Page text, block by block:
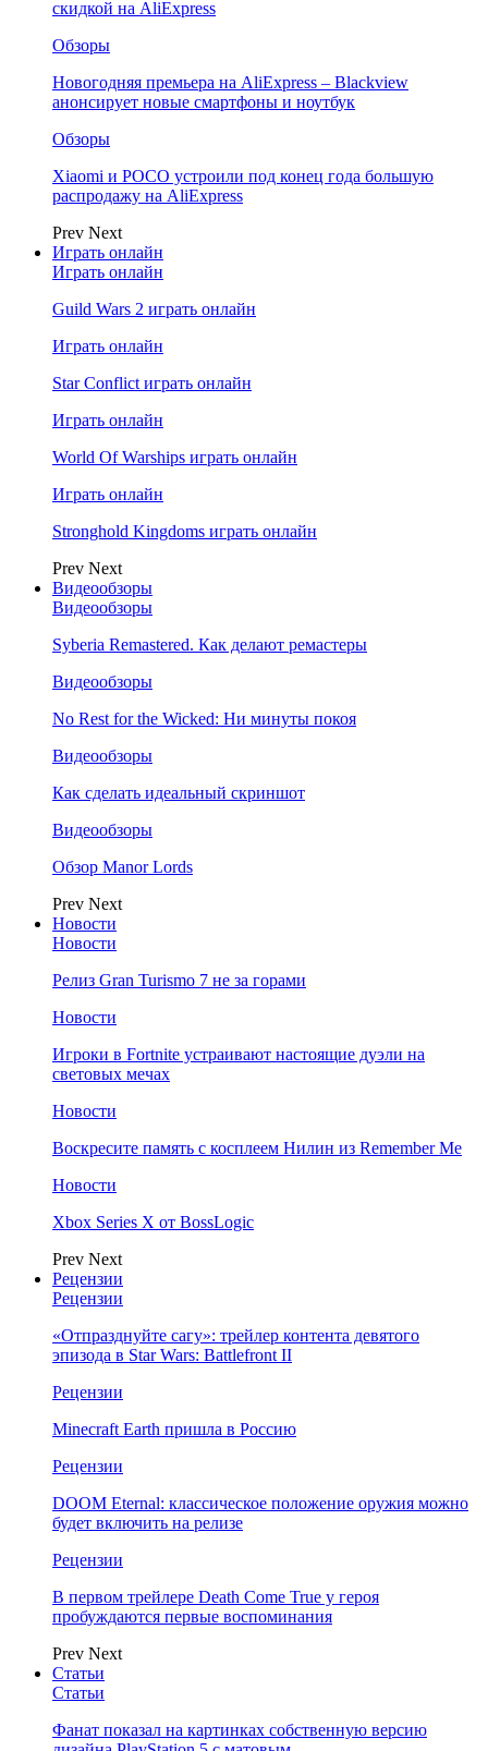
скидкой на AliExpress
Обзоры
Новогодняя премьера на AliExpress – Blackview
анонсирует новые смартфоны и ноутбук
Обзоры
Xiaomi и POCO устроили под конец года большую
распродажу на AliExpress
Prev Next
Играть онлайн
Играть онлайн
Guild Wars 2 играть онлайн
Играть онлайн
Star Conflict играть онлайн
Играть онлайн
World Of Warships играть онлайн
Играть онлайн
Stronghold Kingdoms играть онлайн
Prev Next
Видеообзоры
Видеообзоры
Syberia Remastered. Как делают ремастеры
Видеообзоры
No Rest for the Wicked: Ни минуты покоя
Видеообзоры
Как сделать идеальный скриншот
Видеообзоры
Обзор Manor Lords
Prev Next
Новости
Новости
Релиз Gran Turismo 7 не за горами
Новости
Игроки в Fortnite устраивают настоящие дуэли на
световых мечах
Новости
Воскресите память с косплеем Нилин из Remember Me
Новости
Xbox Series X от BossLogic
Prev Next
Рецензии
Рецензии
«Отпразднуйте сагу»: трейлер контента девятого
эпизода в Star Wars: Battlefront II
Рецензии
Minecraft Earth пришла в Россию
Рецензии
DOOM Eternal: классическое положение оружия можно
будет включить на релизе
Рецензии
В первом трейлере Death Come True у героя
пробуждаются первые воспоминания
Prev Next
Статьи
Статьи
Фанат показал на картинках собственную версию